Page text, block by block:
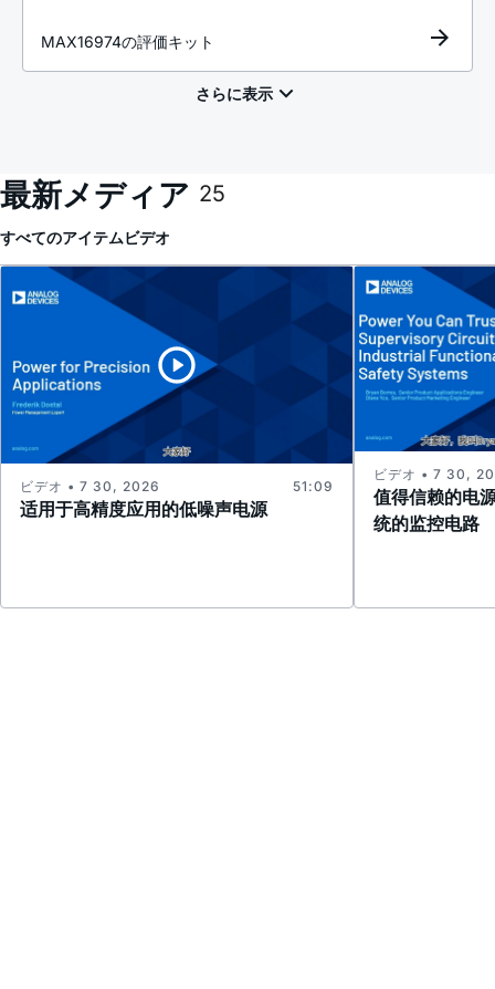
MAX16974の評価キット
最新メディア 25
すべてのアイテムビデオ
适用于高精度应用的低噪声电源
ビデオ • 7 30, 2026 51:09
值得信赖的电
统的监控电路
ビデオ • 7 30,